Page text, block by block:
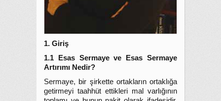
1. Giriş
1.1 Esas Sermaye ve Esas Sermaye
Artırımı Nedir?
Sermaye, bir şirkette ortakların ortaklığa
getirmeyi taahhüt ettikleri mal varlığının